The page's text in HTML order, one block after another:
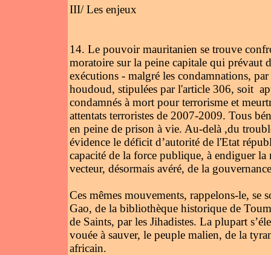
III/ Les enjeux
14. Le pouvoir mauritanien se trouve
moratoire sur la peine capitale qui prévaut
exécutions - malgré les condamnations,
houdoud, stipulées par l'article 306, soit
condamnés à mort pour terrorisme et
attentats terroristes de 2007-2009. Tous
en peine de prison à vie. Au-delà ,du
évidence le déficit d’autorité de l'Etat
capacité de la force publique, à endiguer la
vecteur, désormais avéré, de la
Ces mêmes mouvements, rappelons-le, se
Gao, de la bibliothèque historique de
de Saints, par les Jihadistes. La plupart
vouée à sauver, le peuple malien, de la
africain.